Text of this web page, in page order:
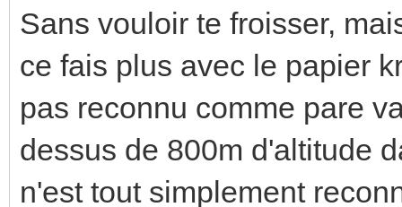
Sans vouloir te froisser,
ce fais plus avec le papier
pas reconnu comme pare
dessus de 800m d'altitude
n'est tout simplement